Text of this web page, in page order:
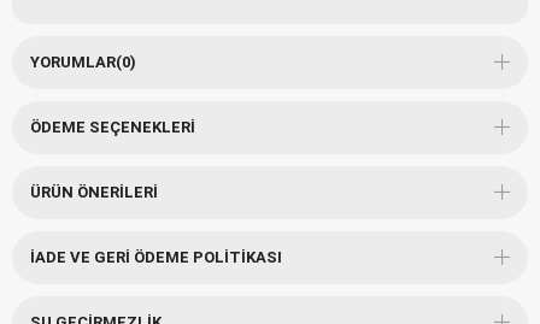
YORUMLAR(0)
ÖDEME SEÇENEKLERI
ÜRÜN ÖNERILERI
İADE VE GERI ÖDEME POLITIKASI